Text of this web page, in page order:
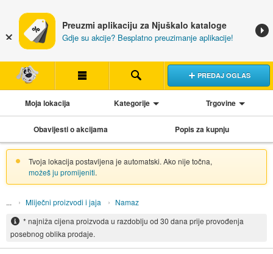
Preuzmi aplikaciju za Njuškalo kataloge
Gdje su akcije? Besplatno preuzimanje aplikacije!
PREDAJ OGLAS
Moja lokacija Kategorije Trgovine
Obavijesti o akcijama Popis za kupnju
Tvoja lokacija postavljena je automatski. Ako nije točna,
možeš ju promijeniti.
Mliječni proizvodi i jaja
Namaz
* najniža cijena proizvoda u razdoblju od 30 dana prije provođenja
posebnog oblika prodaje.